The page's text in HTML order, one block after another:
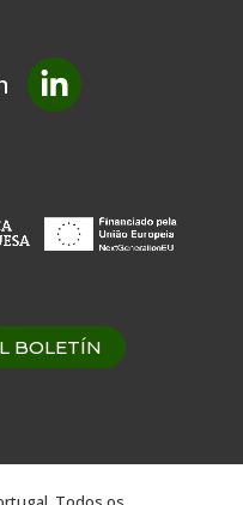
BOLETÍN